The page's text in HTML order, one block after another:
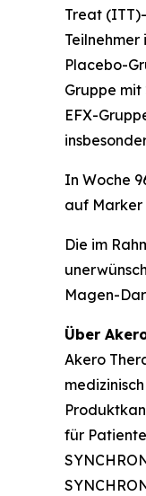
Treat
Placebo-
Gruppe mit
EFX-
In Woche
auf
Die im
Magen-
Über
Akero
für